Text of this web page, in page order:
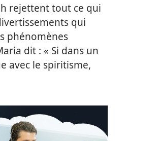
rejettent tout ce qui
qui
phénomènes
dit : « Si dans un
avec le spiritisme,